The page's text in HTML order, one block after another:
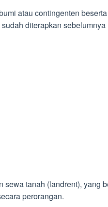
atau contingenten
diterapkan
sewa tanah (landrent), yang
perorangan.